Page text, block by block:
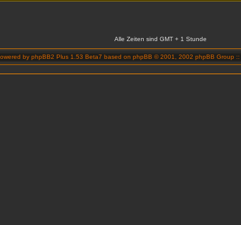
Alle Zeiten sind GMT + 1 Stunde
by phpBB2 Plus 1.53 Beta7 based on phpBB © 2001, 2002 phpBB Group ::